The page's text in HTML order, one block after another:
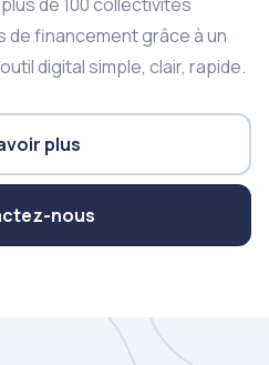
de financement grâce à un
digital simple, clair, rapide.
plus
nous